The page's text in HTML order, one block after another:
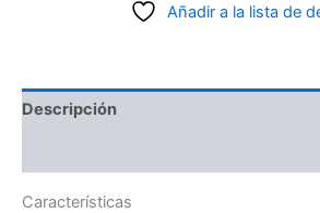
Añadir a la lista de
Descripción
Características